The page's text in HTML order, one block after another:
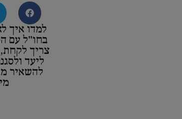
למדו איך
בחו"ל עם
צריך
ליעד
להשאיר